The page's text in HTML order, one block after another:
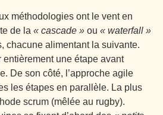
méthodologies ont le vent en
de la « cascade » ou « waterfall »
chacune alimentant la suivante.
entièrement une étape avant
De son côté, l’approche agile
les étapes en parallèle. La plus
scrum (mêlée au rugby).